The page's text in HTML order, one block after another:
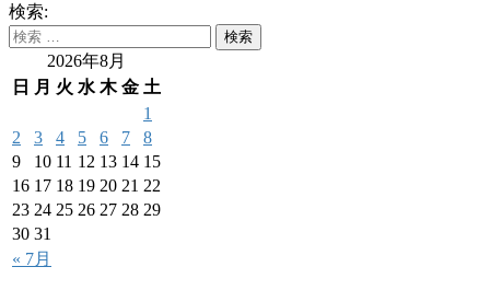
検索:
2026年8月
日
月 火 水 木 金 土
« 7月
1
2
3 4 5 6 7
8
9
10 11 12 13 14 15
16 17 18 19 20 21 22
23 24 25 26 27 28 29
30 31